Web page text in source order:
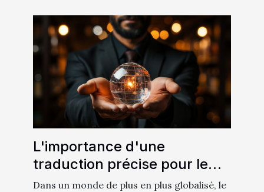
L'importance d'une
traduction précise pour le
marketing international
Dans un monde de plus en plus globalisé, le